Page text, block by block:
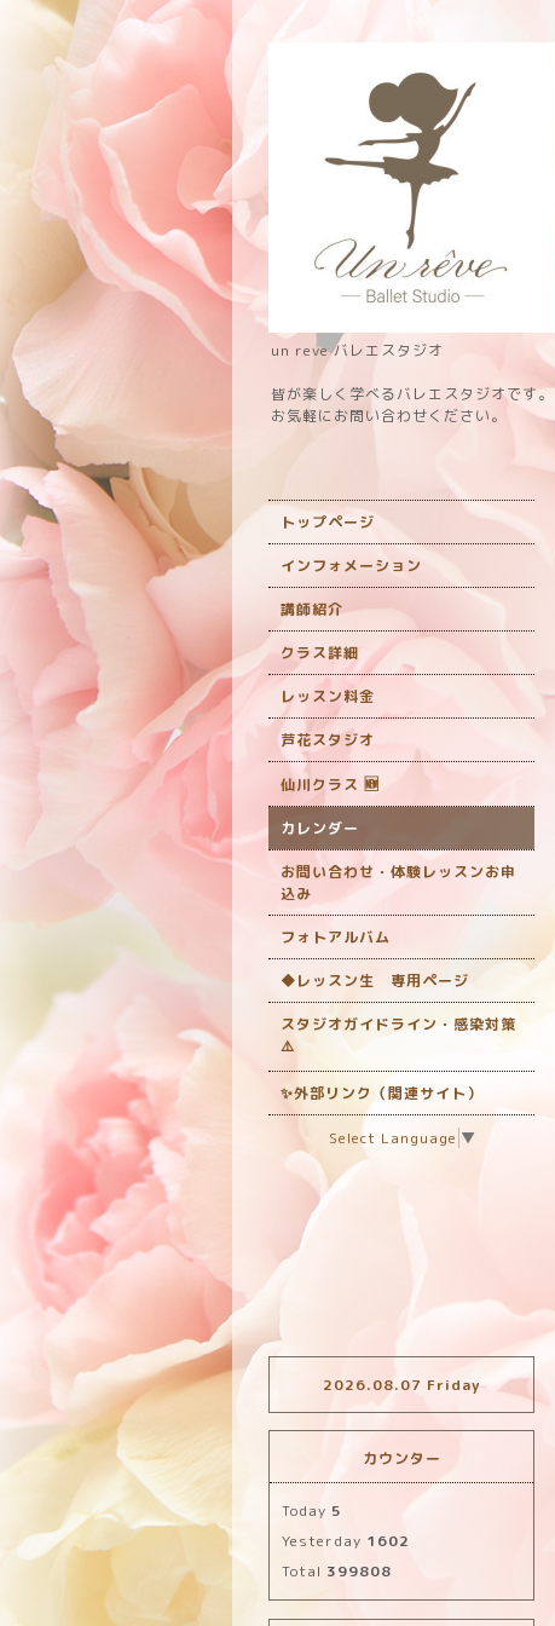
un reve バレエスタジオ
皆が楽しく学べるバレエスタジオです。
お気軽にお問い合わせください。
トップページ
インフォメーション
講師紹介
クラス詳細
レッスン料金
芦花スタジオ
仙川クラス 🆕
カレンダー
お問い合わせ・体験レッスンお申
込み
フォトアルバム
◆レッスン生 専用ページ
スタジオガイドライン・感染対策
‎⚠️
✨外部リンク（関連サイト）
Select Language ▼
2026.08.07 Friday
カウンター
Today 5
Yesterday 1602
Total 399808